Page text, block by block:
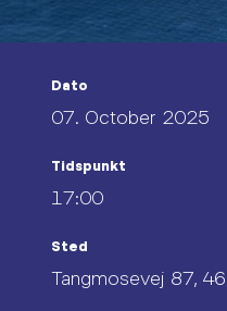
Dato
07. October 2025
Tidspunkt
17:00
Sted
Tangmosevej 87,